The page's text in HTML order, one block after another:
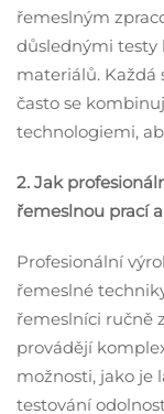
řemeslným
důslednými testy
materiálů. Každá
často se
technologiemi,
2. Jak
řemeslnou prací
Profesionální
řemeslné
řemeslníci ručně
provádějí
možnosti, jako je
testování